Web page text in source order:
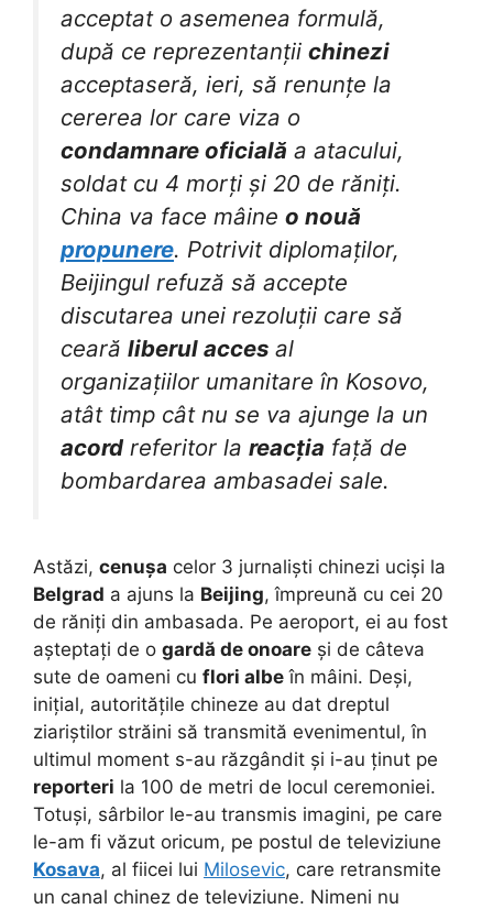
acceptat o asemenea formulă,
după ce reprezentanții chinezi
acceptaseră, ieri, să renunțe la
cererea lor care viza o
condamnare oficială a atacului,
soldat cu 4 morți și 20 de răniți.
China va face mâine o nouă
propunere. Potrivit diplomaților,
Beijingul refuză să accepte
discutarea unei rezoluții care să
ceară liberul acces al
organizațiilor umanitare în Kosovo,
atât timp cât nu se va ajunge la un
acordreferitor la reacția față de
bombardarea ambasadei sale.
Astăzi, cenușa celor 3 jurnaliști chinezi uciși la
Belgrad a ajuns la Beijing, împreună cu cei 20
de răniți din ambasada. Pe aeroport, ei au fost
așteptați de o gardă de onoare și de câteva
sute de oameni cu flori albe în mâini. Deși,
inițial, autoritățile chineze au dat dreptul
ziariștilor străini să transmită evenimentul, în
ultimul moment s-au răzgândit și i-au ținut pe
reporteri la 100 de metri de locul ceremoniei.
Totuși, sârbilor le-au transmis imagini, pe care
le-am fi văzut oricum, pe postul de televiziune
Kosava, al fiicei lui Milosevic, care retransmite
un canal chinez de televiziune. Nimeni nu